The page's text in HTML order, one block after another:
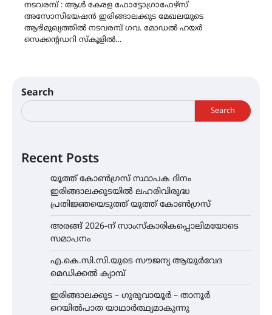
നടവരമ്പ് : ആൾ കേരള ഫോട്ടോഗ്രാഫേഴ്സ്
അസോസിയേഷൻ ഇരിങ്ങാലക്കുട മേഖലയുടെ
ആഭിമുഖ്യത്തിൽ നടവരമ്പ് ഗവ. മോഡൽ ഹയർ
സെക്കൻ്റഡറി സ്കൂളിൽ…
Search
Search
Recent Posts
യൂത്ത് കോൺഗ്രസ്‌ സ്ഥാപക ദിനം
ഇരിങ്ങാലക്കുടയിൽ ലഹരിവിരുദ്ധ
പ്രതിജ്ഞയെടുത്ത് യൂത്ത് കോൺഗ്രസ്
അരങ്ങ് 2026-ന് സാംസ്കാരികപ്പൊലിമയോടെ
സമാപനം
എ.കെ.സി.സി.യുടെ സൗജന്യ ആയുർവേദ
മെഡിക്കൽ ക്യാമ്പ്
ഇരിങ്ങാലക്കുട – ഗുരുവായൂർ – താനൂർ
റെയിൽപാത യാഥാർത്ഥ്യമാകുന്നു